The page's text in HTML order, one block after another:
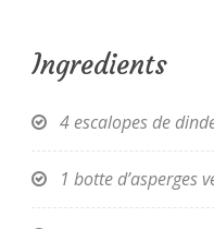
Ingredients
4 escalopes de
1 botte d’asperges